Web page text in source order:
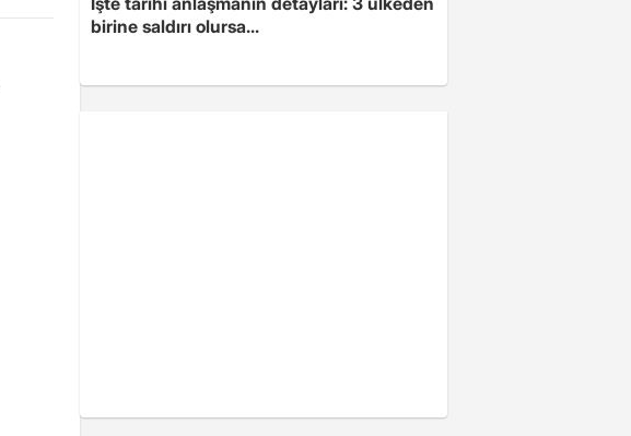
birine saldırı olursa...